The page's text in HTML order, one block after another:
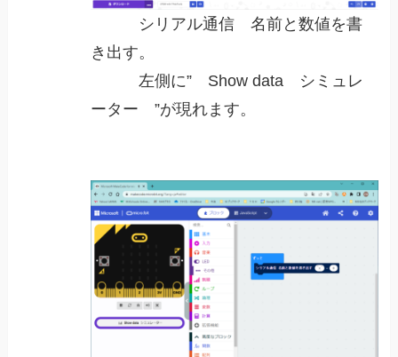
シリアル通信 名前と数値を書
き出す。
左側に” Show data シミュレ
ーター ”が現れます。